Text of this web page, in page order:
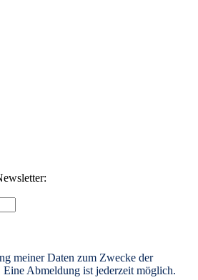
meiner Daten zum Zwecke der
Abmeldung ist jederzeit möglich.